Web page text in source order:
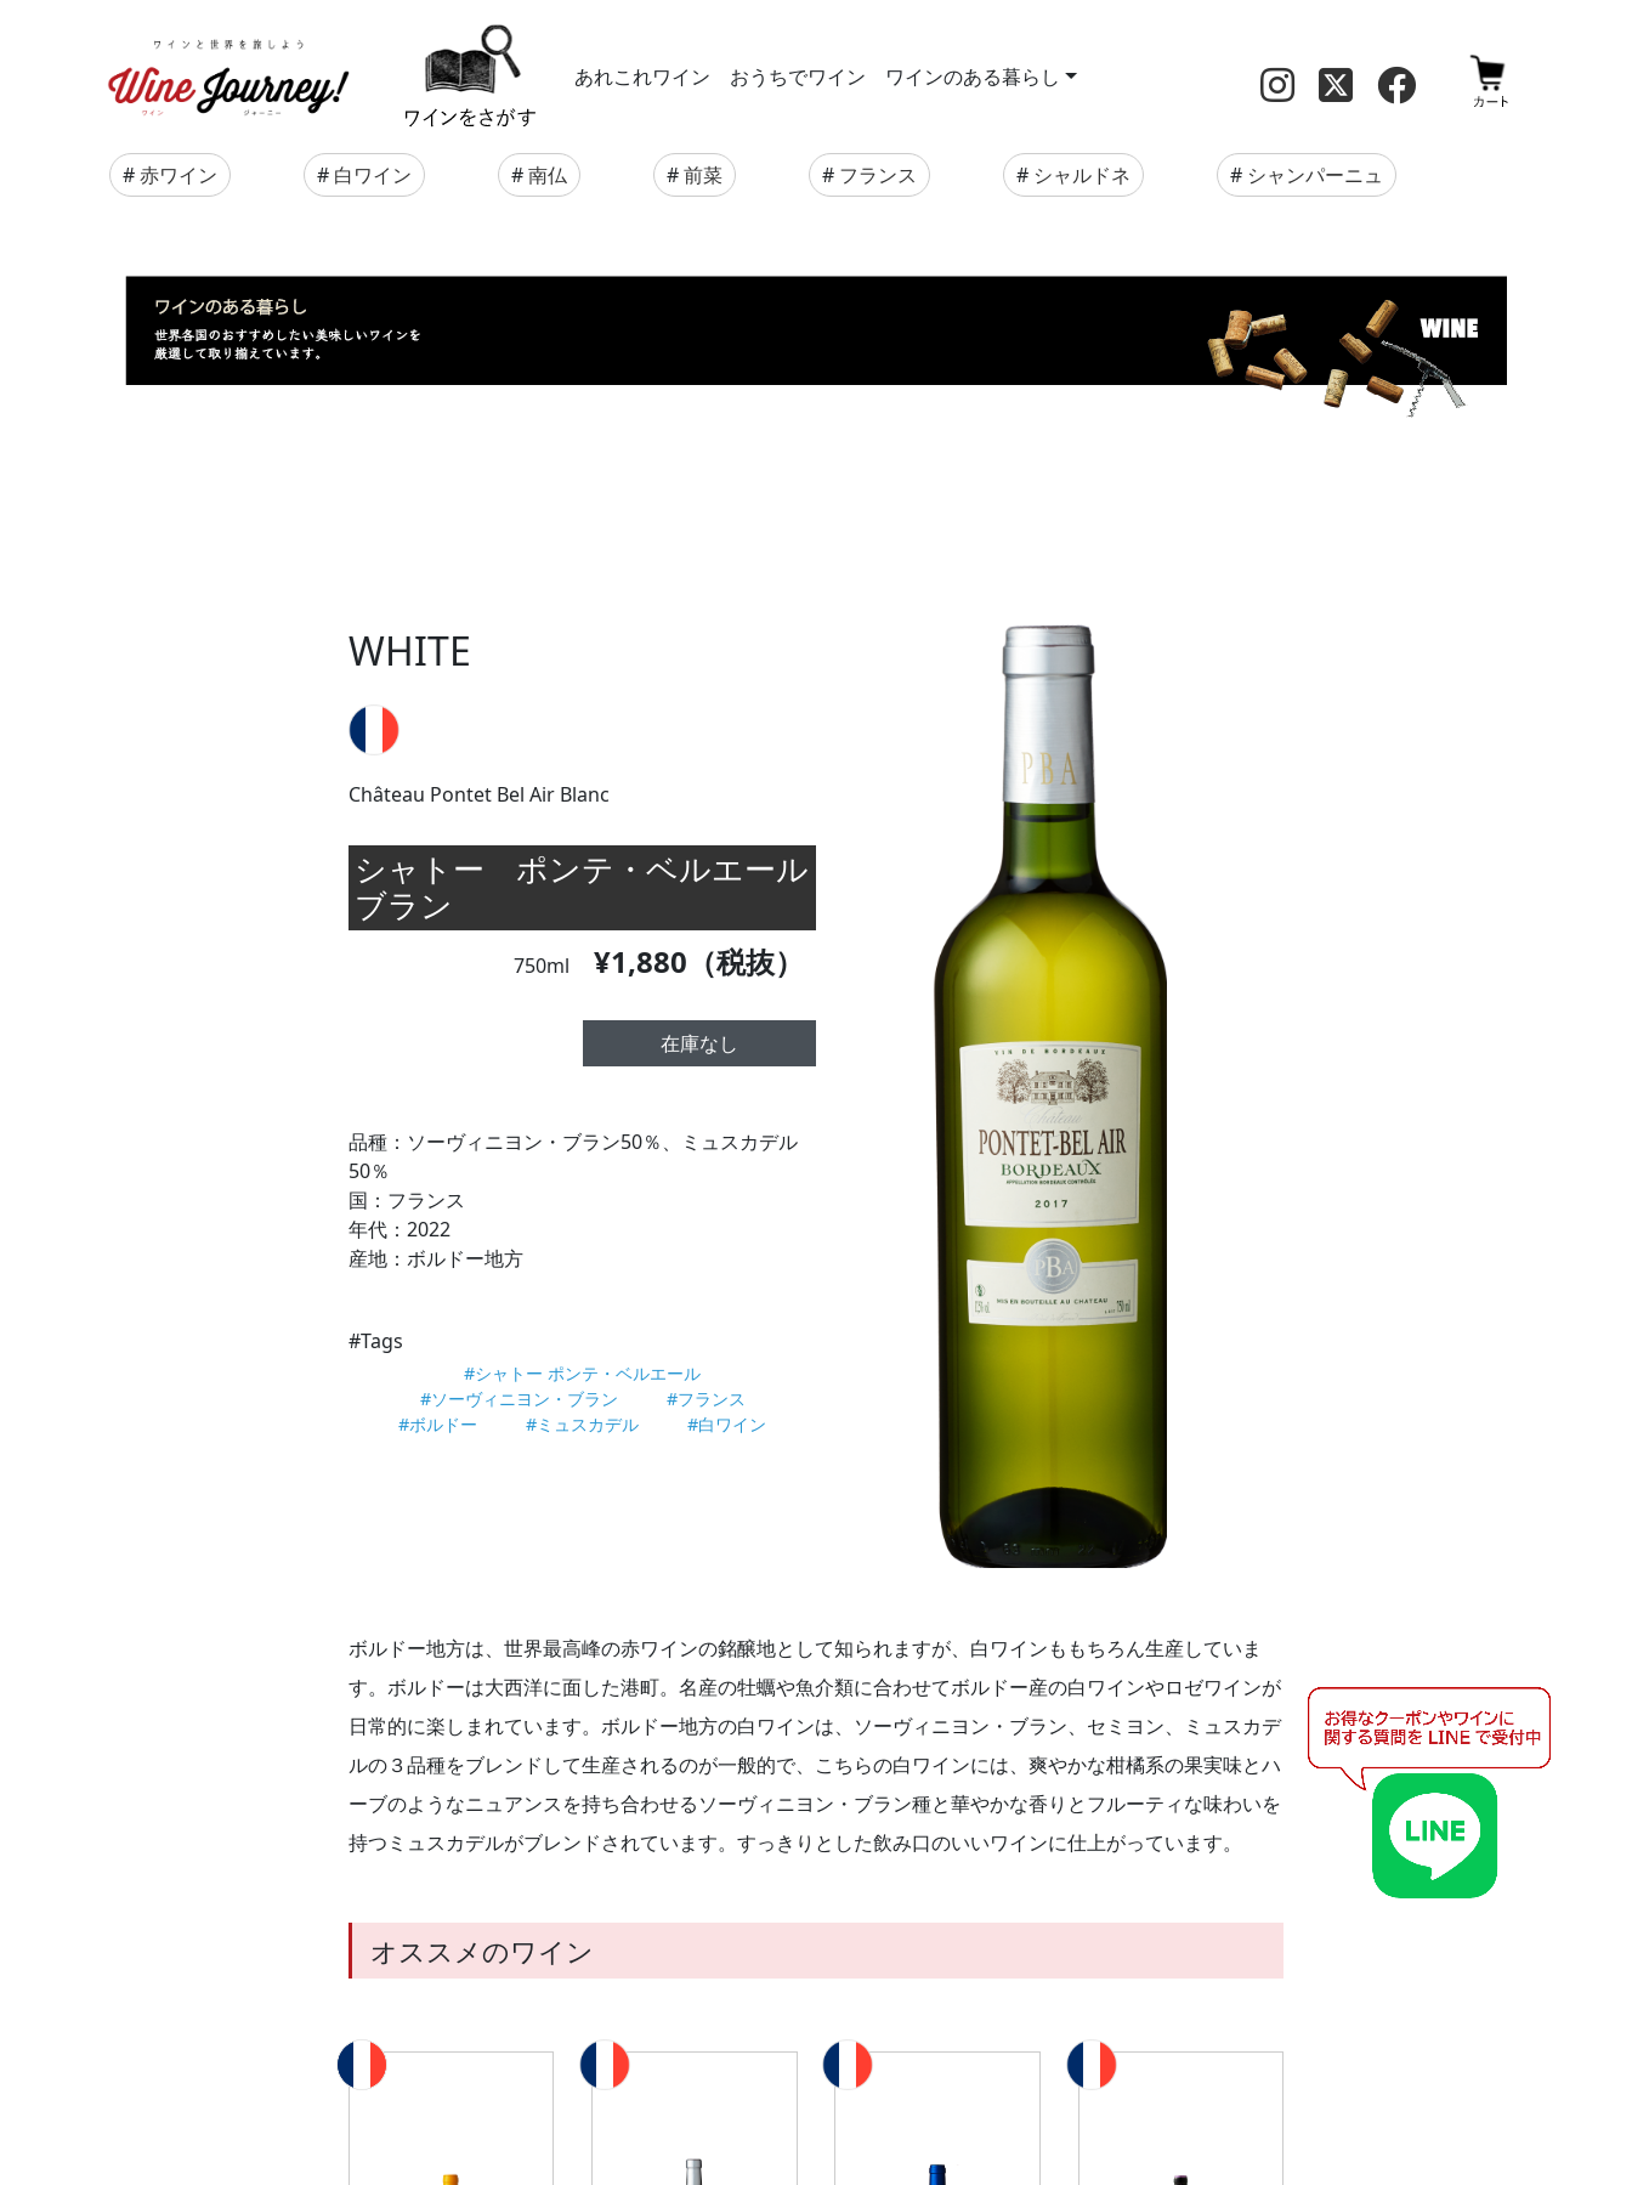
あれこれワイン おうちでワイン ワインのある暮らし
#赤ワイン # 白ワイン #南仏 #前菜 # フランス # シャルドネ # シャンパーニュ
WHITE
Château Pontet Bel Air Blanc
シャトー ポンテ・ベルエール
ブラン
750ml ¥1,880（税抜）
在庫なし
品種：ソーヴィニヨン・ブラン50％、ミュスカデル
50％
国：フランス
年代：2022
産地：ボルドー地方
#Tags
#シャトー ポンテ・ベルエール
#ソーヴィニヨン・ブラン
#フランス
#ボルドー
#ミュスカデル #白ワイン
ボルドー地方は、世界最高峰の赤ワインの銘醸地として知られますが、白ワインももちろん生産していま
す。ボルドーは大西洋に面した港町。名産の牡蠣や魚介類に合わせてボルドー産の白ワインやロゼワインが
日常的に楽しまれています。ボルドー地方の白ワインは、ソーヴィニヨン・ブラン、セミヨン、ミュスカデ
ルの３品種をブレンドして生産されるのが一般的で、こちらの白ワインには、爽やかな柑橘系の果実味とハ
ーブのようなニュアンスを持ち合わせるソーヴィニヨン・ブラン種と華やかな香りとフルーティな味わいを
持つミュスカデルがブレンドされています。すっきりとした飲み口のいいワインに仕上がっています。
オススメのワイン